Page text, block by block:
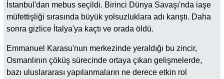
İstanbul'dan mebus seçildi. Birinci Dünya Savaşı'nda iaşe
müfettişliği sırasında büyük yolsuzluklara adı karıştı. Daha
sonra gizlice İtalya'ya kaçtı ve orada öldü.
Emmanuel Karasu'nun merkezinde yeraldığı bu zincir,
Osmanlının çöküş sürecinde ortaya çıkan gelişmelerde,
bazı uluslararası yapılanmaların ne derece etkin rol